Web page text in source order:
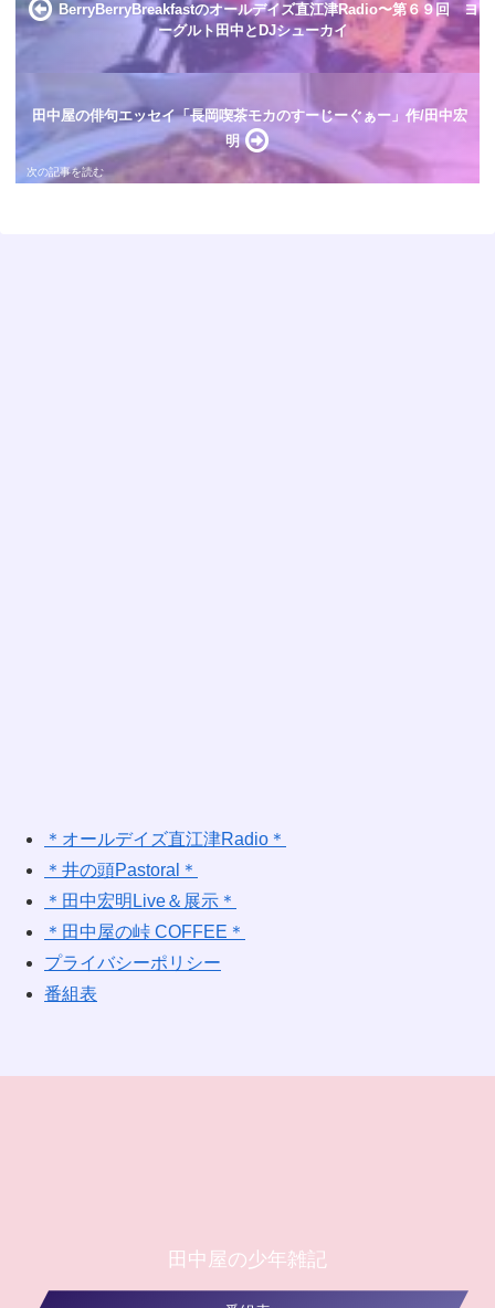
BerryBerryBreakfastのオールデイズ直江津Radio〜第６９回 ヨ
ーグルト田中とDJシューカイ
田中屋の俳句エッセイ「長岡喫茶モカのすーじーぐぁー」作/田中宏
明
＊オールデイズ直江津Radio＊
＊井の頭Pastoral＊
＊田中宏明Live＆展示＊
＊田中屋の峠 COFFEE＊
プライバシーポリシー
番組表
田中屋の少年雑記